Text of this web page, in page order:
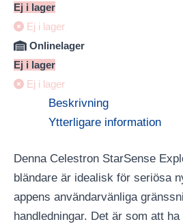
Ej i lager
Ej i lager
Onlinelager
Ej i lager
Ej i lager
Beskrivning
Ytterligare information
Denna Celestron StarSense
bländare är idealisk för seriösa
appens användarvänliga
handledningar. Det är som att